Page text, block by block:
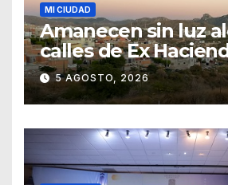
MI CIUDAD
Amanecen sin luz
calles de Ex
Teresa
5 AGOSTO, 2026